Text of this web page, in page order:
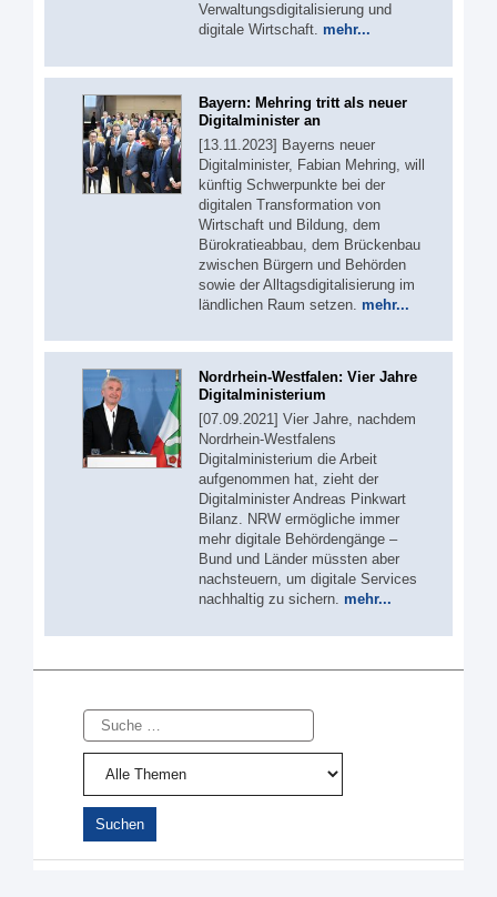
Verwaltungsdigitalisierung und
digitale Wirtschaft. mehr...
Bayern: Mehring tritt als neuer
Digitalminister an
[13.11.2023] Bayerns neuer
Digitalminister, Fabian Mehring, will
künftig Schwerpunkte bei der
digitalen Transformation von
Wirtschaft und Bildung, dem
Bürokratieabbau, dem Brückenbau
zwischen Bürgern und Behörden
sowie der Alltagsdigitalisierung im
ländlichen Raum setzen. mehr...
Nordrhein-Westfalen: Vier Jahre
Digitalministerium
[07.09.2021] Vier Jahre, nachdem
Nordrhein-Westfalens
Digitalministerium die Arbeit
aufgenommen hat, zieht der
Digitalminister Andreas Pinkwart
Bilanz. NRW ermögliche immer
mehr digitale Behördengänge –
Bund und Länder müssten aber
nachsteuern, um digitale Services
nachhaltig zu sichern. mehr...
Suche